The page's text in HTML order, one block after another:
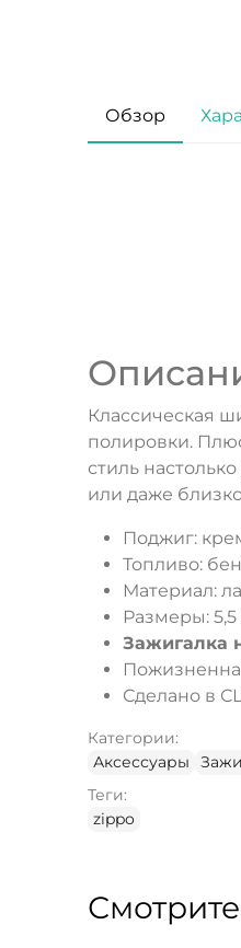
Обзор
Классическая
полировки.
стиль
или даже
Поджиг:
Топливо:
Материал:
Размеры: 5,5
Зажигалка
Сделано в
Категории:
Аксессуары
Теги:
zippo